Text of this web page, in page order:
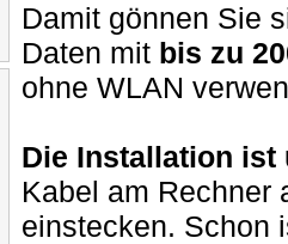
Damit gönnen Sie
Daten mit bis zu
ohne WLAN
Die Installation ist
Kabel am Rechner
einstecken. Schon